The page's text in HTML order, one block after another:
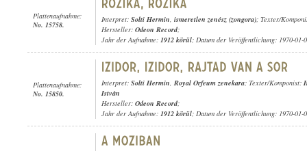
Plattenaufnahme:
No. 15758.
Interpret: Solti Hermin, ismeretlen zenész (zongora); Texter/
Hersteller: Odeon Record;
Jahr der Aufnahme: 1912 körül; Datum der Veröffentlichung: 1970-01-
Plattenaufnahme:
No. 15850.
Interpret: Solti Hermin, Royal Orfeum zenekara; Texter/Komponist:
István
Hersteller: Odeon Record;
Jahr der Aufnahme: 1912 körül; Datum der Veröffentlichung: 1970-01-